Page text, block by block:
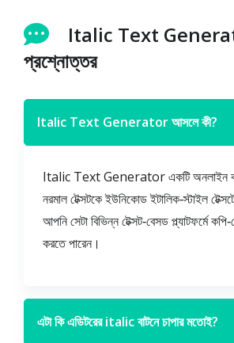
Italic Text
প্রশ্নোত্তর
Italic Text Generator আসলে কী?
Italic Text Generator একটি অনলাইন
নরমাল টেক্সটকে ইউনিকোড ইটালিক‑স্টাইল
আপনি সেটা বিভিন্ন টেক্সট‑বেসড প্ল্যাটফর্মে
করতে পারেন।
এটা কি এডিটরের italic বাটনে চাপার মতোই?